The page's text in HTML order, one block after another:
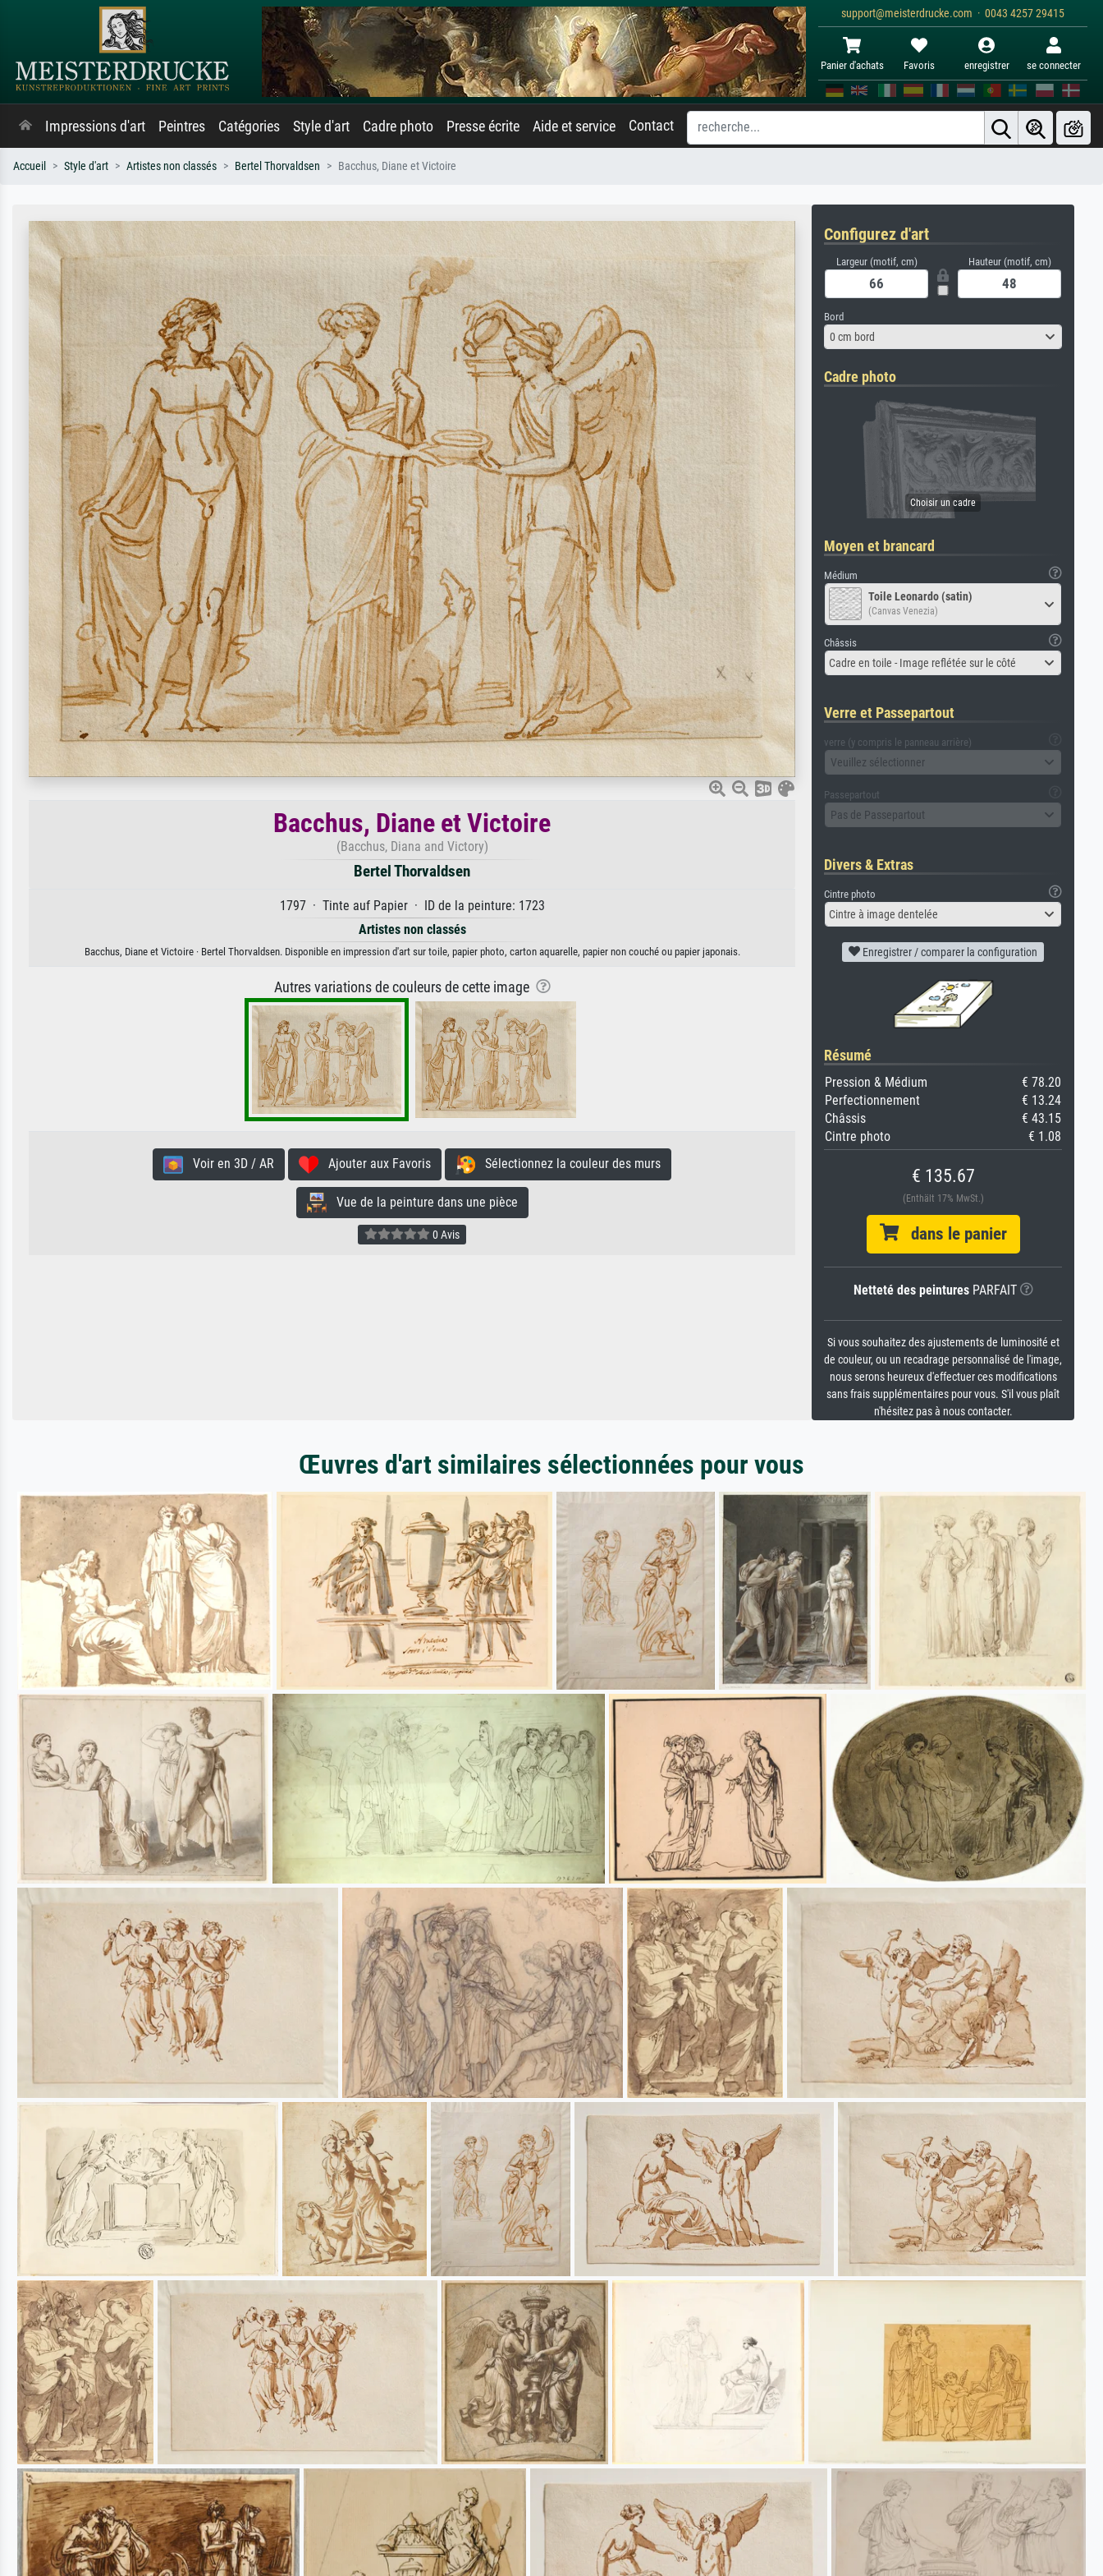
support@meisterdrucke.com · 0043 4257 29415
Panier d'achats Favoris enregistrer se connecter
Impressions d'art Peintres Catégories Style d'art Cadre photo Presse écrite Aide et service Contact
Accueil Style d'art Artistes non classés Bertel Thorvaldsen Bacchus, Diane et Victoire
Bacchus, Diane et Victoire
(Bacchus, Diana and Victory)
Bertel Thorvaldsen
1797 · Tinte auf Papier · ID de la peinture: 1723
Artistes non classés
Bacchus, Diane et Victoire · Bertel Thorvaldsen. Disponible en impression d'art sur toile, papier photo, carton aquarelle, papier non couché ou papier japonais.
Autres variations de couleurs de cette image
Voir en 3D / AR Ajouter aux Favoris Sélectionnez la couleur des murs
Vue de la peinture dans une pièce
0 Avis
Configurez d'art
Largeur (motif, cm) Hauteur (motif, cm)
Bord
0 cm bord
Cadre photo
Moyen et brancard
Médium
Toile Leonardo (satin)
(Canvas Venezia)
Châssis
Cadre en toile - Image reflétée sur le côté
Verre et Passepartout
verre (y compris le panneau arrière)
Veuillez sélectionner
Passepartout
Pas de Passepartout
Divers & Extras
Cintre photo
Cintre à image dentelée
Enregistrer / comparer la configuration
Résumé
Pression & Médium
€ 78.20
Perfectionnement
€ 13.24
Châssis
€ 43.15
Cintre photo
€ 1.08
€ 135.67
(Enthält 17% MwSt.)
dans le panier
Netteté des peinturesPARFAIT
Si vous souhaitez des ajustements de luminosité et
de couleur, ou un recadrage personnalisé de l'image,
nous serons heureux d'effectuer ces modifications
sans frais supplémentaires pour vous. S'il vous plaît
n'hésitez pas à nous contacter.
Œuvres d'art similaires sélectionnées pour vous